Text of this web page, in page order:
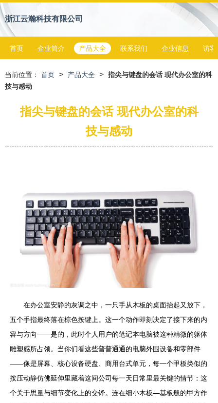
浙江云瀚科技有限公司
首页 企业简介 产品大全 联系我们 企业信息 访客
当前位置： 首页 > 产品大全 > 指尖与键盘的会话 现代办公室的科
技与感动
指尖与键盘的会话 现代办公室的科
技与感动
在办公室安静的灰调之中，一只手从木板的桌面抬起又放下，
五个手指最终落在棕色按键上。这一个动作即刻决定了接下来的内
容与方向——是的，此时个人用户的笔记本电脑被这种精微的躯体
雕塑感所占领。当你们看这些普普通通的电脑外围设备和零部件
——像是屏幕、核心设备硬盘、商用台式单元，每一个甲板类似的
按压动静仿佛延伸里藏着这间公司每一天日常里最关键的情节：这
个关于思量与细节变化上的交锋。连在细小木板—基板般的甲方作